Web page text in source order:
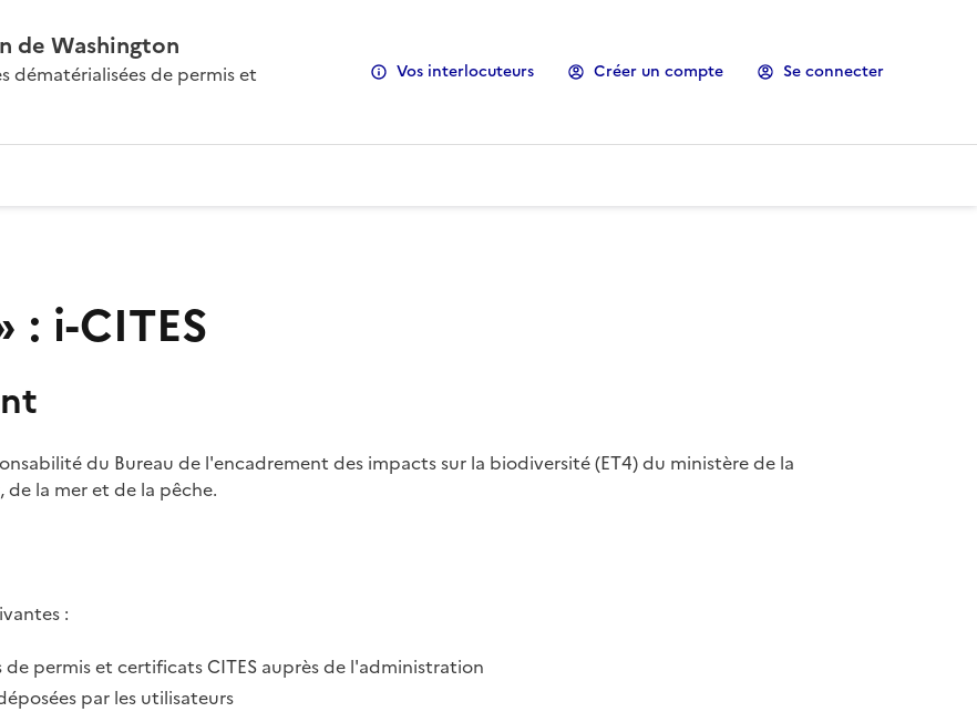
de Washington
dématérialisées de permis et
Vos interlocuteurs Créer un compte Se connecter
: i-CITES
du Bureau de l'encadrement des impacts sur la biodiversité (ET4) du ministère de la
la mer et de la pêche.
:
permis et certificats CITES auprès de l'administration
par les utilisateurs